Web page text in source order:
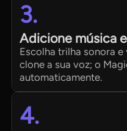
3.
Adicione música
Escolha trilha sonora
clone a sua voz; o
automaticamente.
4.